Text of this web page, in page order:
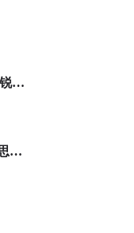
2025MeetBrands中国出海新锐消费品牌榜单报告
TikTok GMV Max广告分析思路及调整建议